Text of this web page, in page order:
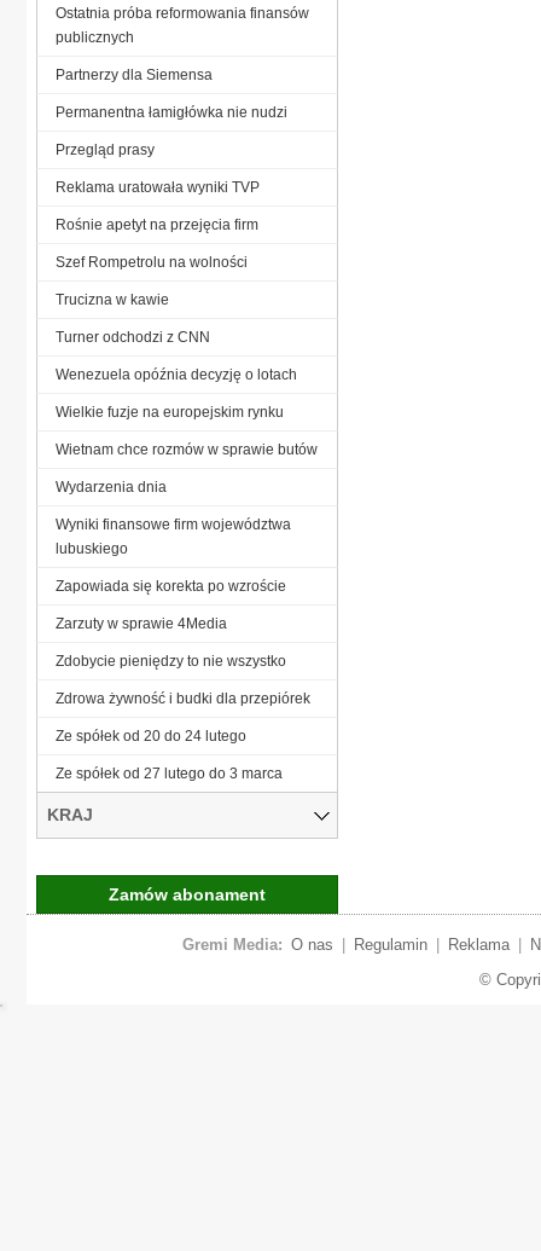
Ostatnia próba reformowania finansów
publicznych
Partnerzy dla Siemensa
Permanentna łamigłówka nie nudzi
Przegląd prasy
Reklama uratowała wyniki TVP
Rośnie apetyt na przejęcia firm
Szef Rompetrolu na wolności
Trucizna w kawie
Turner odchodzi z CNN
Wenezuela opóźnia decyzję o lotach
Wielkie fuzje na europejskim rynku
Wietnam chce rozmów w sprawie butów
Wydarzenia dnia
Wyniki finansowe firm województwa
lubuskiego
Zapowiada się korekta po wzroście
Zarzuty w sprawie 4Media
Zdobycie pieniędzy to nie wszystko
Zdrowa żywność i budki dla przepiórek
Ze spółek od 20 do 24 lutego
Ze spółek od 27 lutego do 3 marca
KRAJ
Zamów abonament
Gremi Media: O nas Regulamin Reklama
©